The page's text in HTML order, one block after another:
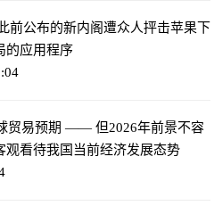
前公布的新内阁遭众人抨击苹果下
的应用程序
贸易预期 —— 但2026年前景不容
观看待我国当前经济发展态势